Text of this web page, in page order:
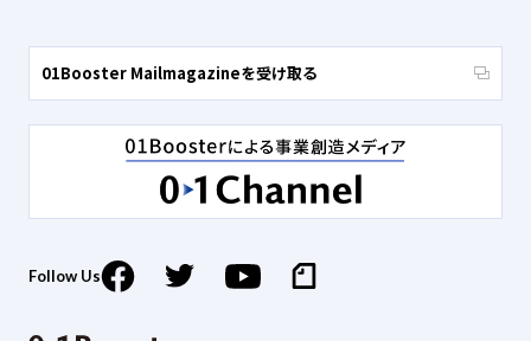
01Booster Mailmagazineを受け取る
Follow Us